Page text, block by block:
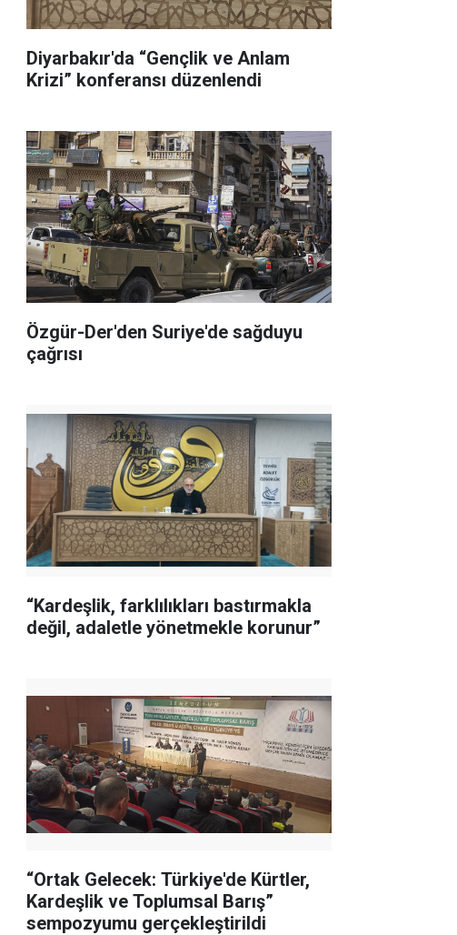
Diyarbakır'da “Gençlik ve Anlam
Krizi” konferansı düzenlendi
Özgür-Der'den Suriye'de sağduyu
çağrısı
“Kardeşlik, farklılıkları bastırmakla
değil, adaletle yönetmekle korunur”
“Ortak Gelecek: Türkiye'de Kürtler,
Kardeşlik ve Toplumsal Barış”
sempozyumu gerçekleştirildi